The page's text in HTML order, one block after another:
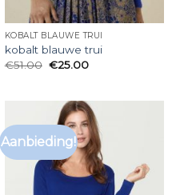
KOBALT BLAUWE TRUI
kobalt blauwe trui
€51.00 €25.00
Aanbieding!